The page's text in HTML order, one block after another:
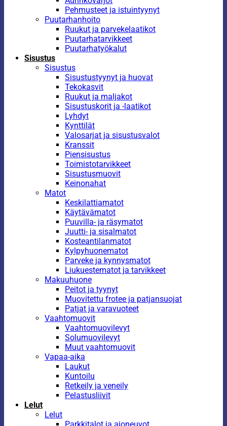
Pehmusteet ja istuintyynyt
Puutarhanhoito
Ruukut ja parvekelaatikot
Puutarhatarvikkeet
Puutarhatyökalut
Sisustus
Sisustus
Sisustustyynyt ja huovat
Tekokasvit
Ruukut ja maljakot
Sisustuskorit ja -laatikot
Lyhdyt
Kynttilät
Valosarjat ja sisustusvalot
Kranssit
Piensisustus
Toimistotarvikkeet
Sisustusmuovit
Keinonahat
Matot
Keskilattiamatot
Käytävämatot
Puuvilla- ja räsymatot
Juutti- ja sisalmatot
Kosteantilanmatot
Kylpyhuonematot
Parveke ja kynnysmatot
Liukuestematot ja tarvikkeet
Makuuhuone
Peitot ja tyynyt
Muovitettu frotee ja patjansuojat
Patjat ja varavuoteet
Vaahtomuovit
Vaahtomuovilevyt
Solumuovilevyt
Muut vaahtomuovit
Vapaa-aika
Laukut
Kuntoilu
Retkeily ja veneily
Pelastusliivit
Lelut
Lelut